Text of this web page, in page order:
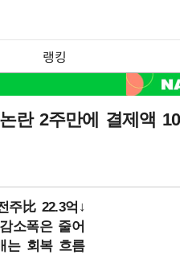
랭킹
란 2주만에 결제액
주比 22.3억↓
소폭은 줄어
는 회복 흐름